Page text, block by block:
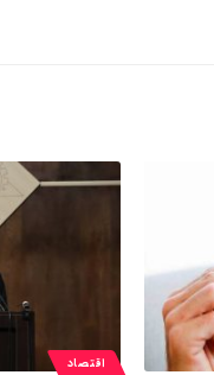
اقتصاد